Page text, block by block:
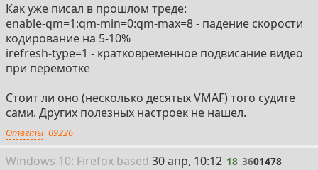
Как уже писал в прошлом треде:
enable-qm=1:qm-min=0:qm-max=8 - падение скорости
кодирование на 5-10%
irefresh-type=1 - кратковременное подвисание видео
при перемотке
Стоит ли оно (несколько десятых VMAF) того судите
сами. Других полезных настроек не нашел.
Ответы 09226
Windows 10: Firefox based 18
30 апр, 10:12 18 3601478